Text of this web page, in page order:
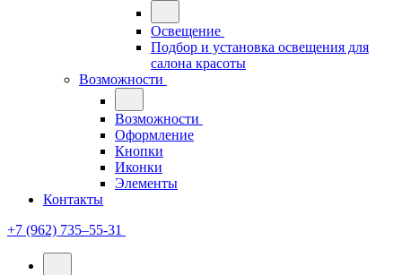
Освещение
Подбор и установка освещения для
салона красоты
Возможности
Возможности
Оформление
Кнопки
Иконки
Элементы
Контакты
+7 (962) 735‒55-31